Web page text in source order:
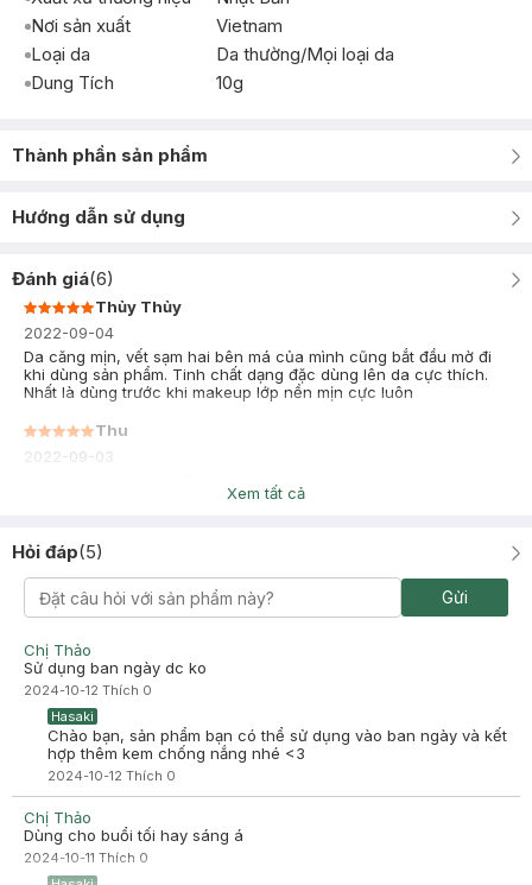
Nơi sản xuất
Vietnam
Loại da
Da thường/Mọi loại da
Dung Tích
10g
Thành phần sản phẩm
Hướng dẫn sử dụng
Đánh giá(6)
Thủy Thủy
2022-09-04
Da căng mịn, vết sạm hai bên má của mình cũng bắt đầu mờ đi
khi dùng sản phẩm. Tinh chất dạng đặc dùng lên da cực thích.
Nhất là dùng trước khi makeup lớp nền mịn cực luôn
Thu
2022-09-03
Xem tất cả
Hỏi đáp(5)
Gửi
Chị Thảo
Sử dụng ban ngày dc ko
2024-10-12 Thích 0
Hasaki
Chào bạn, sản phẩm bạn có thể sử dụng vào ban ngày và kết
hợp thêm kem chống nắng nhé <3
2024-10-12 Thích 0
Chị Thảo
Dùng cho buổi tối hay sáng á
2024-10-11 Thích 0